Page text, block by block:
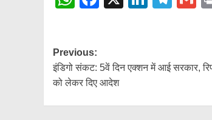
Post
navigation
Previous:
इंडिगो संकट: 5वें दिन एक्शन में आई सरकार,
को लेकर दिए आदेश